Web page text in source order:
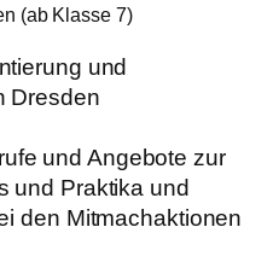
(ab Klasse 7)
und
Dresden
und Angebote zur
und Praktika und
den Mitmachaktionen